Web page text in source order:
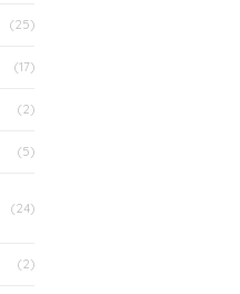
(25)
(17)
(2)
(5)
(24)
(2)